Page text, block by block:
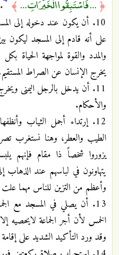
﴿ ... فَاسْتَبِقُوا الْخَيْرَاتِ ... ﴾ .
10. أن يكون عند دخوله إلى
على أنه قادم إلى المسجد ليكون
والمدد والقوة لمواجهة الحياة
يخرج الإنسان عن الصراط
11. أن يدخل بالرجل اليمنى
والأحكام.
12. إرتداء أجمل الثياب
الطيب والعطر، وهنا نستغرب
يزوروا شخصاً ذا مقام فإنهم
يتهاونون في لباسهم عند الذهاب
وأعظم من التزين للناس مهما علت
13. أن يصلي في المسجد مع
الخمس لأن أجر الجماعة لايحصيه
وقد ورد التأكيد الشديد على